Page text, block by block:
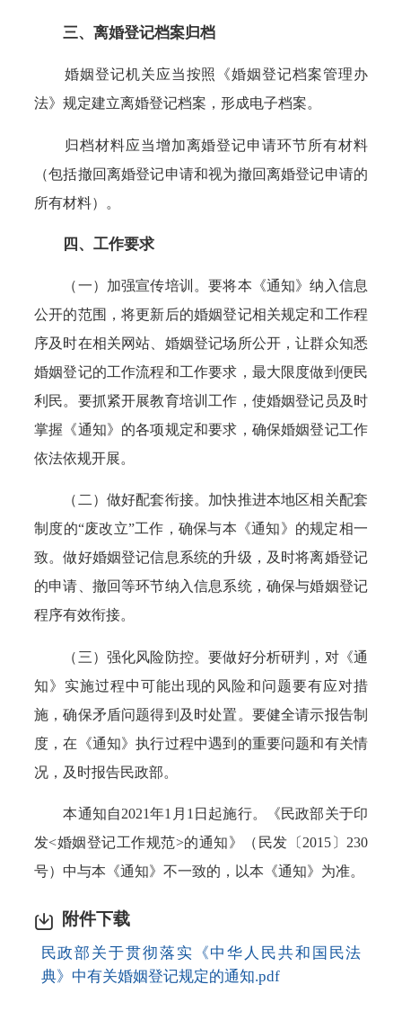
三、离婚登记档案归档
婚姻登记机关应当按照《婚姻登记档案管理办
法》规定建立离婚登记档案，形成电子档案。
归档材料应当增加离婚登记申请环节所有材料
（包括撤回离婚登记申请和视为撤回离婚登记申请的
所有材料）。
四、工作要求
（一）加强宣传培训。要将本《通知》纳入信息
公开的范围，将更新后的婚姻登记相关规定和工作程
序及时在相关网站、婚姻登记场所公开，让群众知悉
婚姻登记的工作流程和工作要求，最大限度做到便民
利民。要抓紧开展教育培训工作，使婚姻登记员及时
掌握《通知》的各项规定和要求，确保婚姻登记工作
依法依规开展。
（二）做好配套衔接。加快推进本地区相关配套
制度的“废改立”工作，确保与本《通知》的规定相一
致。做好婚姻登记信息系统的升级，及时将离婚登记
的申请、撤回等环节纳入信息系统，确保与婚姻登记
程序有效衔接。
（三）强化风险防控。要做好分析研判，对《通
知》实施过程中可能出现的风险和问题要有应对措
施，确保矛盾问题得到及时处置。要健全请示报告制
度，在《通知》执行过程中遇到的重要问题和有关情
况，及时报告民政部。
本通知自2021年1月1日起施行。《民政部关于印
发<婚姻登记工作规范>的通知》（民发〔2015〕230
号）中与本《通知》不一致的，以本《通知》为准。
附件下载
民政部关于贯彻落实《中华人民共和国民法
典》中有关婚姻登记规定的通知.pdf